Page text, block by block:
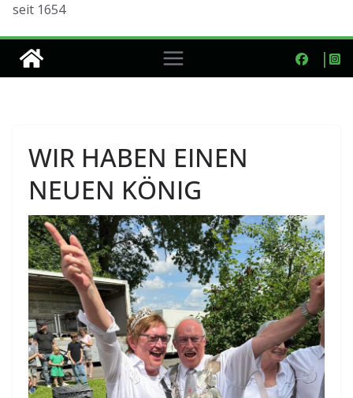
seit 1654
WIR HABEN EINEN
NEUEN KÖNIG